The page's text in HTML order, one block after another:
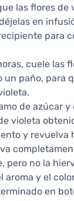
las flores de
en
para
cuele las
un paño, para
de azúcar y
violeta
y revuelva
pero no la
aroma y el
en